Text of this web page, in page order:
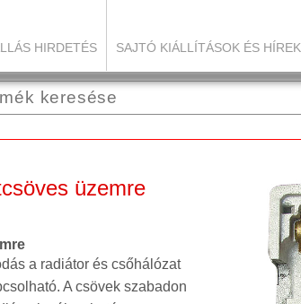
HIRDETÉS SAJTÓ KIÁLLÍTÁSOK ÉS HÍREK
üzemre
a radiátor és csőhálózat
A csövek szabadon